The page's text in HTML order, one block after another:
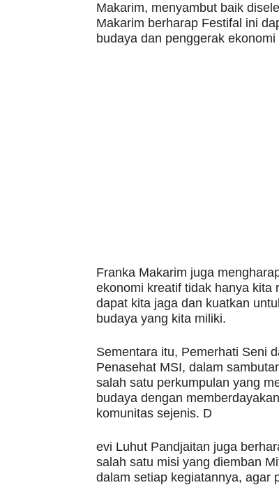
Makarim, menyambut baik
Makarim berharap Festifal ini
budaya dan penggerak
Franka Makarim juga
ekonomi kreatif tidak hanya kita
dapat kita jaga dan kuatkan
budaya yang kita miliki.
Sementara itu, Pemerhati Seni
Penasehat MSI, dalam
salah satu perkumpulan yang
budaya dengan
komunitas sejenis. D
evi Luhut Pandjaitan juga
salah satu misi yang diemban
dalam setiap kegiatannya, agar